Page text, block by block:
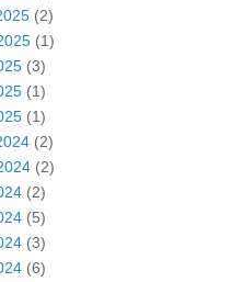
(2)
(1)
(3)
(1)
(1)
(2)
(2)
(2)
(5)
(3)
(6)